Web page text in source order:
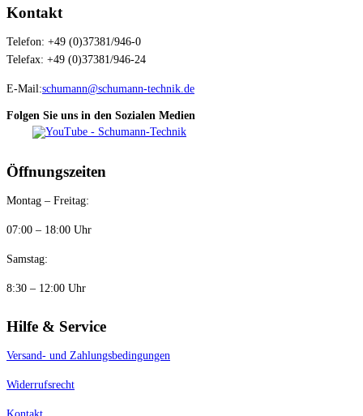
Kontakt
Telefon: +49 (0)37381/946-0
Telefax: +49 (0)37381/946-24
E-Mail:schumann@schumann-technik.de
Folgen Sie uns in den Sozialen Medien
Öffnungszeiten
Montag – Freitag:
07:00 – 18:00 Uhr
Samstag:
8:30 – 12:00 Uhr
Hilfe & Service
Versand- und Zahlungsbedingungen
Widerrufsrecht